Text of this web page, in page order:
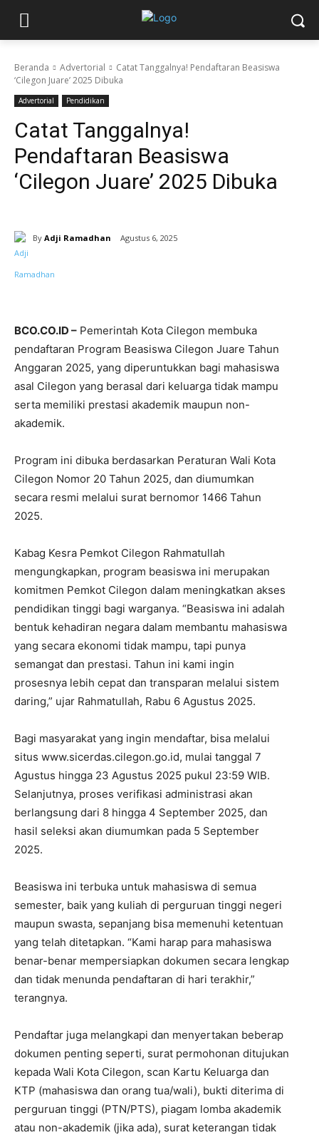
Beranda Advertorial
Catat Tanggalnya! Pendaftaran Beasiswa
‘Cilegon Juare’ 2025 Dibuka
Advertorial Pendidikan
Catat Tanggalnya!
Pendaftaran Beasiswa
‘Cilegon Juare’ 2025 Dibuka
By Adji Ramadhan Agustus 6, 2025
BCO.CO.ID – Pemerintah Kota Cilegon membuka
pendaftaran Program Beasiswa Cilegon Juare Tahun
Anggaran 2025, yang diperuntukkan bagi mahasiswa
asal Cilegon yang berasal dari keluarga tidak mampu
serta memiliki prestasi akademik maupun non-
akademik.
Program ini dibuka berdasarkan Peraturan Wali Kota
Cilegon Nomor 20 Tahun 2025, dan diumumkan
secara resmi melalui surat bernomor 1466 Tahun
2025.
Kabag Kesra Pemkot Cilegon Rahmatullah
mengungkapkan, program beasiswa ini merupakan
komitmen Pemkot Cilegon dalam meningkatkan akses
pendidikan tinggi bagi warganya. “Beasiswa ini adalah
bentuk kehadiran negara dalam membantu mahasiswa
yang secara ekonomi tidak mampu, tapi punya
semangat dan prestasi. Tahun ini kami ingin
prosesnya lebih cepat dan transparan melalui sistem
daring,” ujar Rahmatullah, Rabu 6 Agustus 2025.
Bagi masyarakat yang ingin mendaftar, bisa melalui
situs www.sicerdas.cilegon.go.id, mulai tanggal 7
Agustus hingga 23 Agustus 2025 pukul 23:59 WIB.
Selanjutnya, proses verifikasi administrasi akan
berlangsung dari 8 hingga 4 September 2025, dan
hasil seleksi akan diumumkan pada 5 September
2025.
Beasiswa ini terbuka untuk mahasiswa di semua
semester, baik yang kuliah di perguruan tinggi negeri
maupun swasta, sepanjang bisa memenuhi ketentuan
yang telah ditetapkan. “Kami harap para mahasiswa
benar-benar mempersiapkan dokumen secara lengkap
dan tidak menunda pendaftaran di hari terakhir,”
terangnya.
Pendaftar juga melangkapi dan menyertakan beberap
dokumen penting seperti, surat permohonan ditujukan
kepada Wali Kota Cilegon, scan Kartu Keluarga dan
KTP (mahasiswa dan orang tua/wali), bukti diterima di
perguruan tinggi (PTN/PTS), piagam lomba akademik
atau non-akademik (jika ada), surat keterangan tidak